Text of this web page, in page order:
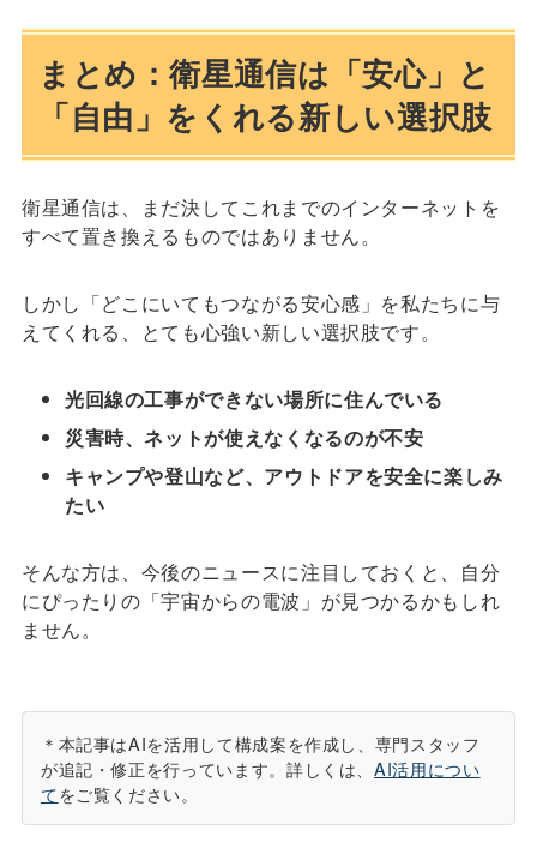
まとめ：衛星通信は「安心」と
「自由」をくれる新しい選択肢
衛星通信は、まだ決してこれまでのインターネットを
すべて置き換えるものではありません。
しかし「どこにいてもつながる安心感」を私たちに与
えてくれる、とても心強い新しい選択肢です。
光回線の工事ができない場所に住んでいる
災害時、ネットが使えなくなるのが不安
キャンプや登山など、アウトドアを安全に楽しみ
たい
そんな方は、今後のニュースに注目しておくと、自分
にぴったりの「宇宙からの電波」が見つかるかもしれ
ません。
＊本記事はAIを活用して構成案を作成し、専門スタッフ
が追記・修正を行っています。詳しくは、AI活用につい
てをご覧ください。